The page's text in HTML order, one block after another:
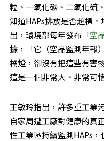
粒、一氧化碳、二氧化硫
知道HAPs排放是否超標
出，環境部每年發布「空
據，「它（空品監測年報
橘燈，卻沒有把這些有害
這是一個非常大、非常可
王敏玲指出，許多重工業
自家周遭工廠對健康的真
性工業區持續監測HAPs，